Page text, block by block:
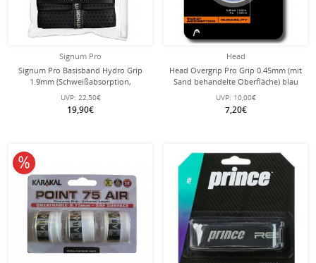
Signum Pro
Signum Pro Basisband Hydro Grip
1.9mm (Schweißabsorption,
perforiert) schwarz 5er Pack Clip-
Beutel
UVP: 22,50€
19,90€
Head
Head Overgrip Pro Grip 0.45mm (mit
Sand behandelte Oberfläche) blau
3er
UVP: 10,00€
7,20€
10% reduziert